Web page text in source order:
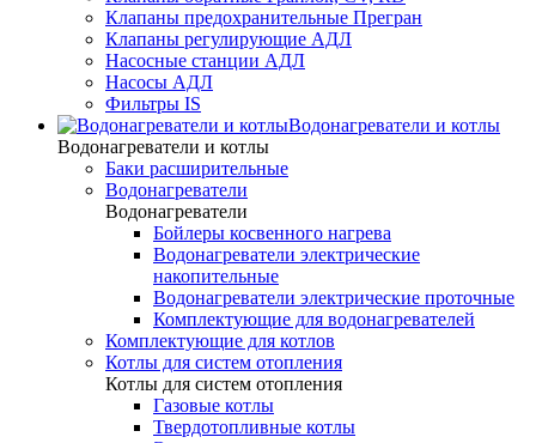
Клапаны предохранительные Прегран
Клапаны регулирующие АДЛ
Насосные станции АДЛ
Насосы АДЛ
Фильтры IS
Водонагреватели и котлы
Водонагреватели и котлы
Баки расширительные
Водонагреватели
Водонагреватели
Бойлеры косвенного нагрева
Водонагреватели электрические
накопительные
Водонагреватели электрические проточные
Комплектующие для водонагревателей
Комплектующие для котлов
Котлы для систем отопления
Котлы для систем отопления
Газовые котлы
Твердотопливные котлы